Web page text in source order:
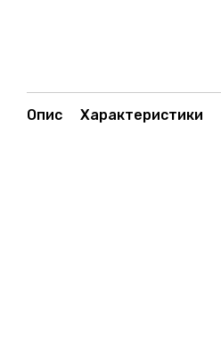
Опис Характеристики